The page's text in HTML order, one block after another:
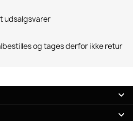
udsalgsvarer
og tages derfor ikke retur

